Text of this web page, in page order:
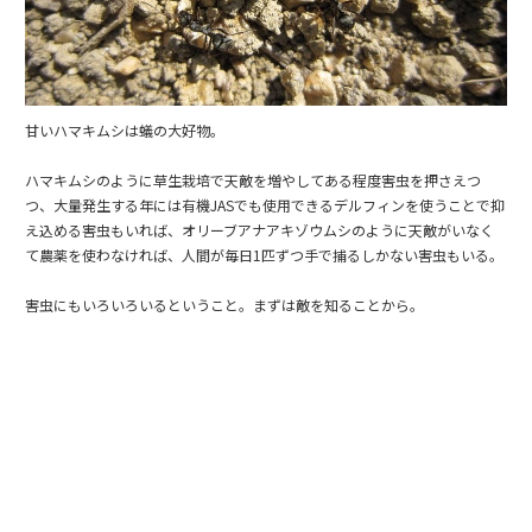
甘いハマキムシは蟻の大好物。
ハマキムシのように草生栽培で天敵を増やしてある程度害虫を押さえつ
つ、大量発生する年には有機JASでも使用できるデルフィンを使うことで抑
え込める害虫もいれば、オリーブアナアキゾウムシのように天敵がいなく
て農薬を使わなければ、人間が毎日1匹ずつ手で捕るしかない害虫もいる。
害虫にもいろいろいるということ。まずは敵を知ることから。